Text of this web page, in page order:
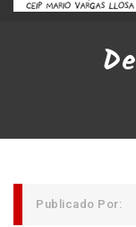
Publicado Por: